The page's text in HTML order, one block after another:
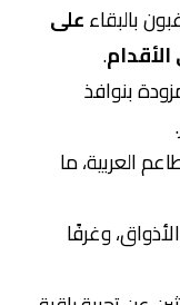
بالبقاءعلى
.
بنوافذ
العربية، ما
وغرفًا